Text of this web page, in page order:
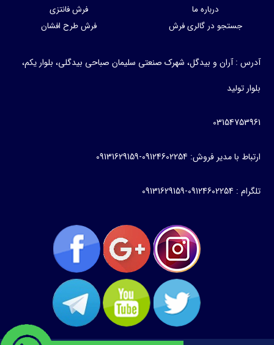
درباره ما
جستجو در گالری فرش
فرش فانتزی
فرش طرح افشان
آدرس : آران و بیدگل، شهرک صنعتی سلیمان صباحی بیدگلی، بلوار یکم،
بلوار تولید
03154753961
ارتباط با مدیر فروش: 09124602254-09131629159
تلگرام : 09124602254-09131629159